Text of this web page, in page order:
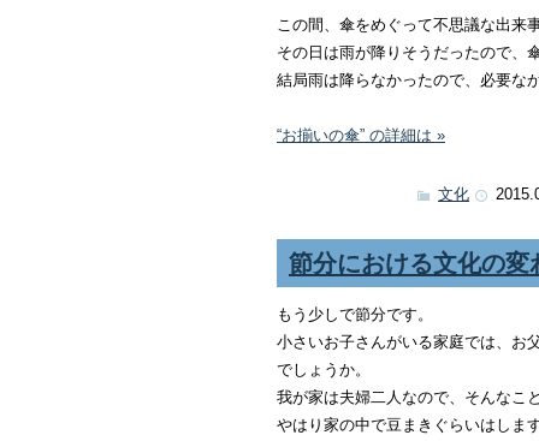
この間、傘をめぐって不思議な出来
その日は雨が降りそうだったので、
結局雨は降らなかったので、必要な
“お揃いの傘” の詳細は »
文化
節分における文化の変
もう少しで節分です。
小さいお子さんがいる家庭では、お
でしょうか。
我が家は夫婦二人なので、そんなこ
やはり家の中で豆まきぐらいはしま